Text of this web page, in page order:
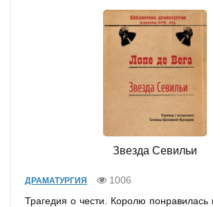
Звезда Севильи
ДРАМАТУРГИЯ
1006
Трагедия о чести. Королю понравилась